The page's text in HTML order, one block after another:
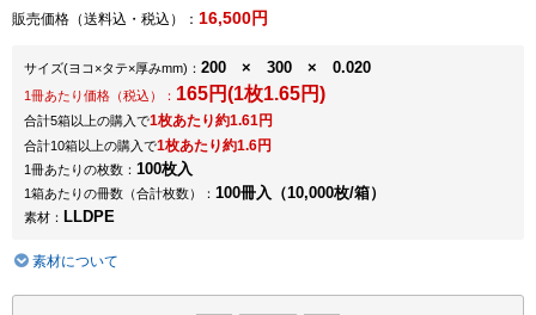
販売価格（送料込・税込）： 16,500円
サイズ(ヨコ×タテ×厚みmm) ： 200 × 300 × 0.020
1冊あたり価格（税込）： 165円(1枚1.65円)
合計5箱以上の購入で1枚あたり約1.61円
合計10箱以上の購入で1枚あたり約1.6円
1冊あたりの枚数： 100枚入
1箱あたりの冊数（合計枚数）： 100冊入（10,000枚/箱）
素材： LLDPE
素材について